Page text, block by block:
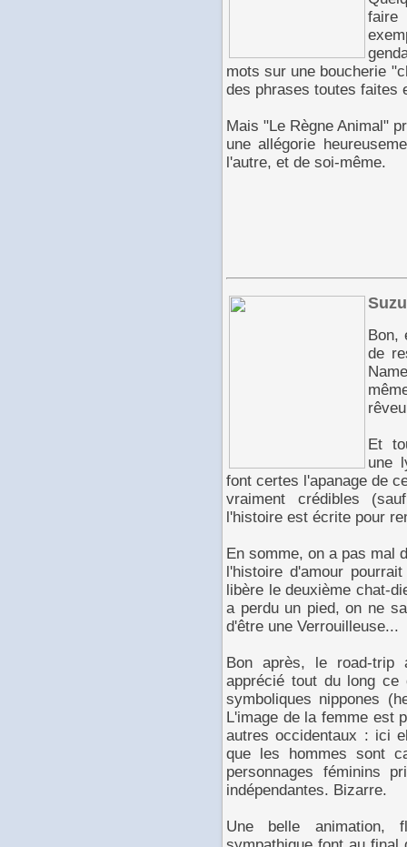
faire
mots sur une boucherie
des phrases toutes faites
Mais "Le Règne Animal"
une allégorie
l'autre, et de soi-même.
Bon,
de
Et
une
font certes l'apanage de
vraiment crédibles
l'histoire est écrite pour
En somme, on a pas mal
l'histoire d'amour
libère le deuxième chat-
a perdu un pied, on ne
d'être une Verrouilleuse...
Bon après, le road-trip
apprécié tout du long ce
symboliques nippones
L'image de la femme est
autres occidentaux : ici
que les hommes sont
personnages féminins
indépendantes. Bizarre.
Une belle animation,